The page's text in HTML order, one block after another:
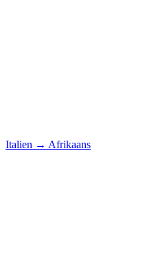
Italien → Afrikaans